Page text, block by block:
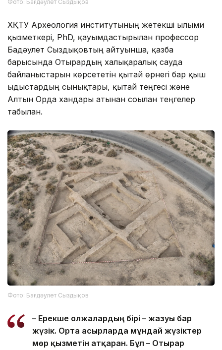
Фото: Бағдәулет Сыздықов
ХҚТУ Археология институтының жетекші ғылыми
қызметкері, PhD, қауымдастырылған профессор
Бағдәулет Сыздықовтың айтуынша, қазба
барысында Отырардың халықаралық сауда
байланыстарын көрсететін қытай өрнегі бар қыш
ыдыстардың сынықтары, қытай теңгесі және
Алтын Орда хандары атынан соғылған теңгелер
табылған.
Фото: Бағдәулет Сыздықов
– Ерекше олжалардың бірі – жазуы бар
жүзік. Орта ғасырларда мұндай жүзіктер
мөр қызметін атқарған. Бұл – Отырар